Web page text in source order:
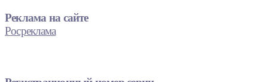
Реклама на сайте
Росреклама